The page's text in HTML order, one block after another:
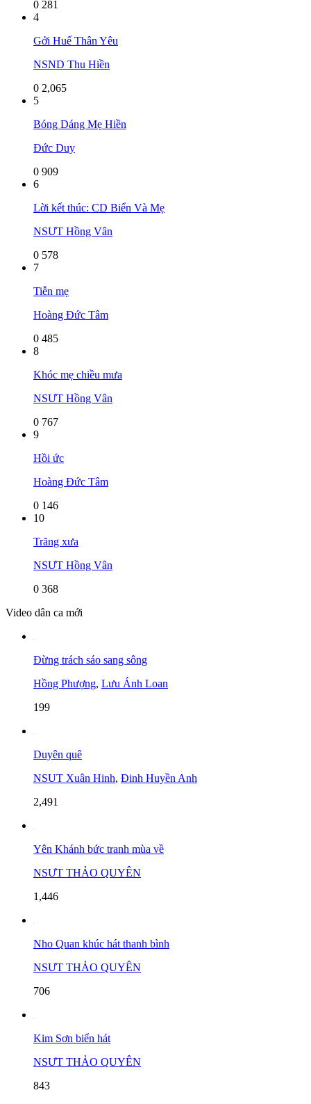
0 281
4
Gởi Huế Thân Yêu
NSND Thu Hiền
0 2,065
5
Bóng Dáng Mẹ Hiền
Đức Duy
0 909
6
Lời kết thúc: CD Biển Và Mẹ
NSƯT Hồng Vân
0 578
7
Tiễn mẹ
Hoàng Đức Tâm
0 485
8
Khóc mẹ chiều mưa
NSƯT Hồng Vân
0 767
9
Hồi ức
Hoàng Đức Tâm
0 146
10
Trăng xưa
NSƯT Hồng Vân
0 368
Video dân ca mới
Đừng trách sáo sang sông
Hồng Phượng, Lưu Ánh Loan
199
Duyên quê
NSUT Xuân Hinh, Đinh Huyền Anh
2,491
Yên Khánh bức tranh mùa về
NSƯT THẢO QUYÊN
1,446
Nho Quan khúc hát thanh bình
NSƯT THẢO QUYÊN
706
Kim Sơn biển hát
NSƯT THẢO QUYÊN
843